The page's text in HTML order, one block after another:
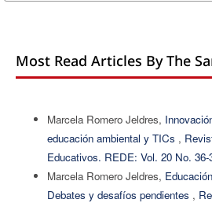
Most Read Articles By The
Marcela Romero Jeldres,
educación ambiental y TICs ,
Educativos. REDE: Vol. 20 No. 36-
Marcela Romero Jeldres,
Debates y desafíos pendientes ,